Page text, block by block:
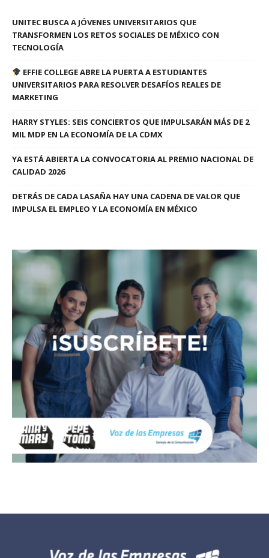
UNITEC BUSCA A JÓVENES UNIVERSITARIOS QUE
TRANSFORMEN LOS RETOS SOCIALES DE MÉXICO CON
TECNOLOGÍA
EFFIE COLLEGE ABRE LA PUERTA A ESTUDIANTES
UNIVERSITARIOS PARA RESOLVER DESAFÍOS REALES DE
MARKETING
HARRY STYLES: SEIS CONCIERTOS QUE IMPULSARÁN MÁS DE 2
MIL MDP EN LA ECONOMÍA DE LA CDMX
YA ESTÁ ABIERTA LA CONVOCATORIA AL PREMIO NACIONAL DE
CALIDAD 2026
DETRÁS DE CADA LASAÑA HAY UNA CADENA DE VALOR QUE
IMPULSA EL EMPLEO Y LA ECONOMÍA EN MÉXICO